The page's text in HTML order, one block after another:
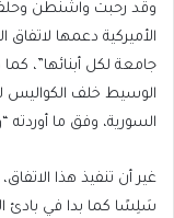
وقد رحبت واشنطن
الأميركية دعمها
جامعة لكل أبنائها”،
الوسيط خلف الكواليس
السورية، وفق ما
غير أن تنفيذ هذا
سَلِسًا كما بدا في بادئ